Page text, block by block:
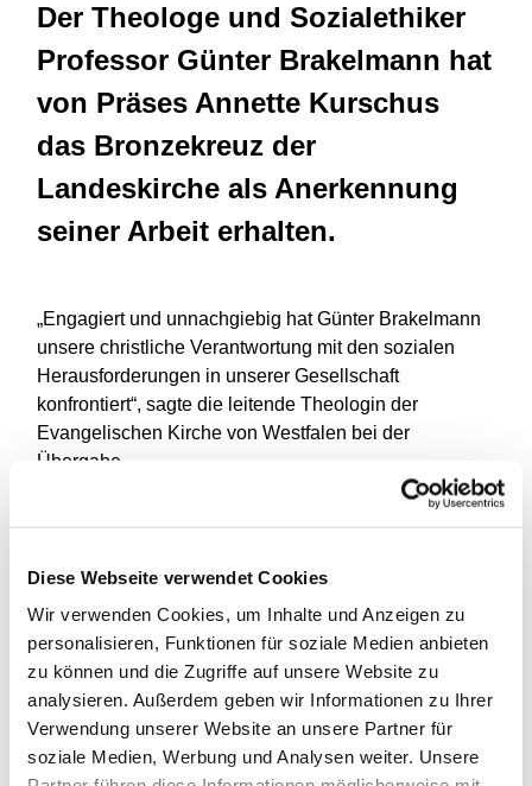
Diese Webseite verwendet Cookies
Wir verwenden Cookies, um Inhalte und Anzeigen zu
personalisieren, Funktionen für soziale Medien anbieten
zu können und die Zugriffe auf unsere Website zu
analysieren. Außerdem geben wir Informationen zu Ihrer
Verwendung unserer Website an unsere Partner für
soziale Medien, Werbung und Analysen weiter. Unsere
Der Theologe und Sozialethiker
Professor Günter Brakelmann hat
von Präses Annette Kurschus
das Bronzekreuz der
Landeskirche als Anerkennung
seiner Arbeit erhalten.
„Engagiert und unnachgiebig hat Günter Brakelmann
unsere christliche Verantwortung mit den sozialen
Herausforderungen in unserer Gesellschaft
konfrontiert“, sagte die leitende Theologin der
Evangelischen Kirche von Westfalen bei der
Übergabe.
„Als geachteter Hochschullehrer und streitbarer
gemacht – und wird darin längst nicht müde. In einer
unverwechselbaren Weise verkörpert er damit das
soziale Gewissen von Theologie und Kirche. Sein
Einsatz hat beide bereichert. Dafür gebührt ihm unser
Dank und unsere große Anerkennung“, würdigte
Kurschus den Wissenschaftler.